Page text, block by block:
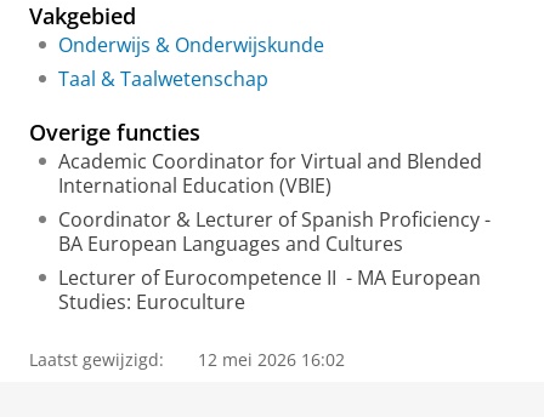
a
g
e
c
h
o
r
t
a
l
Vakgebied
Onderwijs & Onderwijskunde
Taal & Taalwetenschap
Overige functies
Academic Coordinator for Virtual and Blended
International Education (VBIE)
Coordinator & Lecturer of Spanish Proficiency -
BA European Languages and Cultures
Lecturer of Eurocompetence II - MA European
Studies: Euroculture
Laatst gewijzigd: 12 mei 2026 16:02